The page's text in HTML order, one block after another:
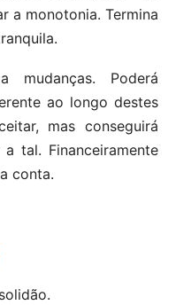
a monotonia. Termina
mudanças. Poderá
ao longo destes
mas conseguirá
tal. Financeiramente
conta.